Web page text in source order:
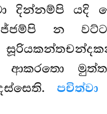
දින්නම්පි යදි
න
ආකරතො